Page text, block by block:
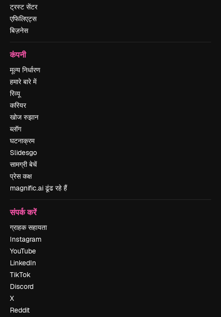
ट्रस्ट सेंटर
एफिलिएट्स
बिज़नेस
कंपनी
मूल्य निर्धारण
हमारे बारे में
रिव्यू
करियर
खोज रुझान
ब्लॉग
घटनाक्रम
Slidesgo
सामग्री बेचें
प्रेस कक्ष
magnific.ai ढूंढ रहे हैं
संपर्क करें
ग्राहक सहायता
Instagram
YouTube
LinkedIn
TikTok
Discord
X
Reddit